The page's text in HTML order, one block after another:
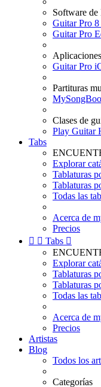
Software
Guitar Pro
Guitar Pro
Guitar Pro
Partituras
Clases de
Play Guitar
Tabs
Explorar
Tablaturas
Tablaturas
Todas las
Acerca de
Precios
  Tabs 
Explorar
Tablaturas
Tablaturas
Todas las
Acerca de
Precios
Artistas
Blog
Todos los
Categorías